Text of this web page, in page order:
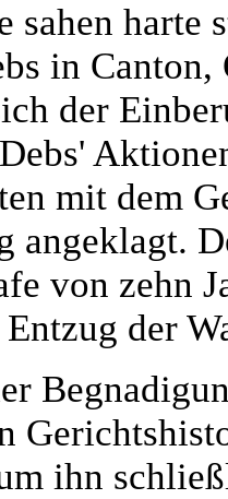
sahen
in Canton,
der
mit dem
angeklagt.
von zehn
der
ihn